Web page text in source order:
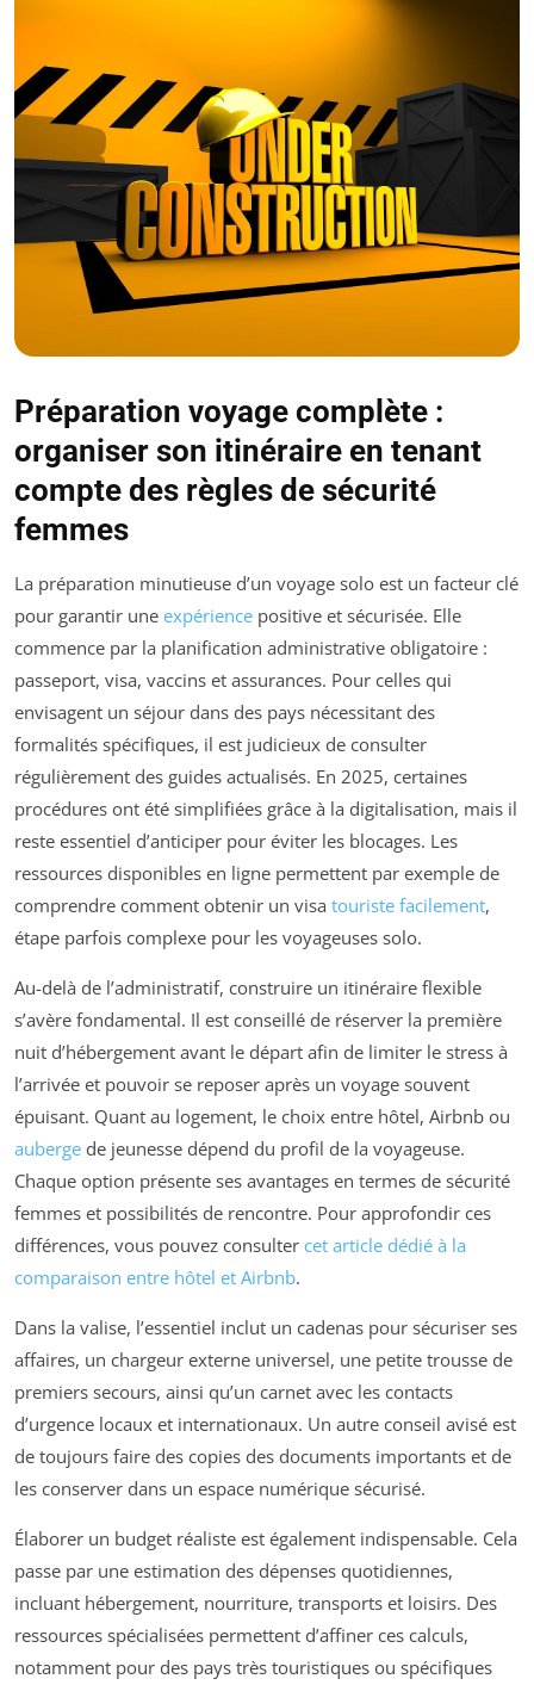
Préparation voyage complète :
organiser son itinéraire en tenant
compte des règles de sécurité
femmes
La préparation minutieuse d’un voyage solo est un facteur clé
pour garantir une expérience positive et sécurisée. Elle
commence par la planification administrative obligatoire :
passeport, visa, vaccins et assurances. Pour celles qui
envisagent un séjour dans des pays nécessitant des
formalités spécifiques, il est judicieux de consulter
régulièrement des guides actualisés. En 2025, certaines
procédures ont été simplifiées grâce à la digitalisation, mais il
reste essentiel d’anticiper pour éviter les blocages. Les
ressources disponibles en ligne permettent par exemple de
comprendre comment obtenir un visa touriste facilement,
étape parfois complexe pour les voyageuses solo.
Au-delà de l’administratif, construire un itinéraire flexible
s’avère fondamental. Il est conseillé de réserver la première
nuit d’hébergement avant le départ afin de limiter le stress à
l’arrivée et pouvoir se reposer après un voyage souvent
épuisant. Quant au logement, le choix entre hôtel, Airbnb ou
auberge de jeunesse dépend du profil de la voyageuse.
Chaque option présente ses avantages en termes de sécurité
femmes et possibilités de rencontre. Pour approfondir ces
différences, vous pouvez consulter cet article dédié à la
comparaison entre hôtel et Airbnb.
Dans la valise, l’essentiel inclut un cadenas pour sécuriser ses
affaires, un chargeur externe universel, une petite trousse de
premiers secours, ainsi qu’un carnet avec les contacts
d’urgence locaux et internationaux. Un autre conseil avisé est
de toujours faire des copies des documents importants et de
les conserver dans un espace numérique sécurisé.
Élaborer un budget réaliste est également indispensable. Cela
passe par une estimation des dépenses quotidiennes,
incluant hébergement, nourriture, transports et loisirs. Des
ressources spécialisées permettent d’affiner ces calculs,
notamment pour des pays très touristiques ou spécifiques